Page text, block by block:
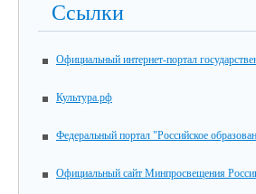
Ссылки
Официальный интернет-портал
Культура.рф
Федеральный портал "Российское
Официальный сайт Минпросвещения